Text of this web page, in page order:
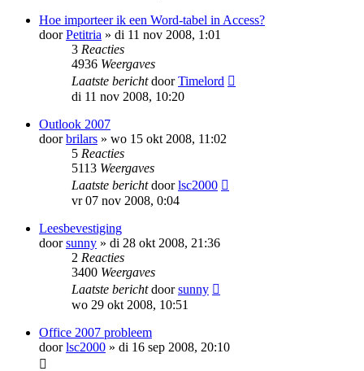
Hoe importeer ik een Word-tabel in Access?
doorPetitria » di 11 nov 2008, 1:01
3 Reacties
4936 Weergaves
Laatste berichtdoorTimelord
di 11 nov 2008, 10:20
Outlook 2007
doorbrilars » wo 15 okt 2008, 11:02
5 Reacties
5113 Weergaves
Laatste berichtdoorlsc2000
vr 07 nov 2008, 0:04
Leesbevestiging
doorsunny » di 28 okt 2008, 21:36
2 Reacties
3400 Weergaves
Laatste berichtdoorsunny
wo 29 okt 2008, 10:51
Office 2007 probleem
doorlsc2000 » di 16 sep 2008, 20:10